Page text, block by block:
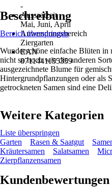
-
Aussaatzeit
Mai, Juni, April
Anwendungsbereich
Ziergarten
EAN
8711441155359
Beschreibung
Bereich überspringen
Wunderschöne einfache Blüten in
nicht so hoch wie die anderen
ausgezeichnete Blume für
Hintergrundpflanzungen oder als
getrockneten Samen sind eine
Weitere Kategorien
Liste überspringen
Garten
Rasen & Saatgut
Kräutersamen
Salatsamen
Zierpflanzensamen
Kundenbewertungen